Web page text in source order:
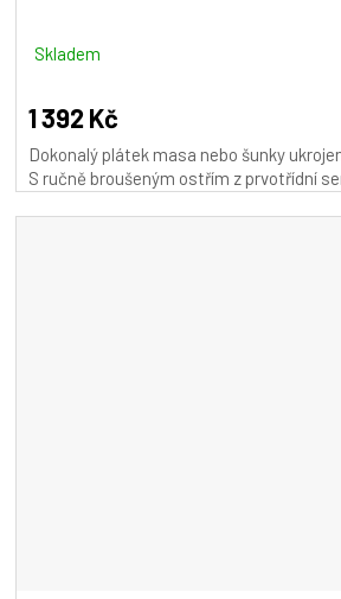
Skladem
1 392 Kč
Dokonalý plátek masa nebo šunky
S ručně broušeným ostřím z prvotřídní